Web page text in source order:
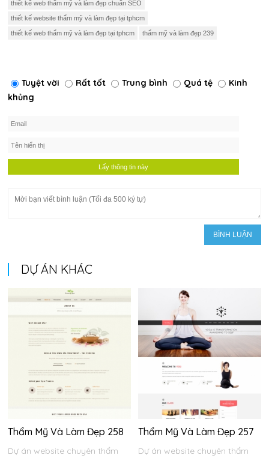
thiết kế web thẩm mỹ và làm đẹp chuẩn SEO
thiết kế website thẩm mỹ và làm đẹp tại tphcm
thiết kế web thẩm mỹ và làm đẹp tại tphcm thẩm mỹ và làm đẹp 239
Tuyệt vời Rất tốt Trung bình Quá tệ
Kinh
khủng
DỰ ÁN KHÁC
Thẩm Mỹ Và Làm Đẹp 258
Dự án website chuyên thẩm
Thẩm Mỹ Và Làm Đẹp 257
Dự án website chuyên thẩm